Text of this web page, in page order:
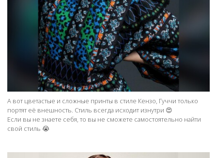
А вот цветастые и сложные принты в стиле Кензо, Гуччи только
портят её внешность. Стиль всегда исходит изнутри 😍
Если вы не знаете себя, то вы не сможете самостоятельно найти
свой стиль 😭